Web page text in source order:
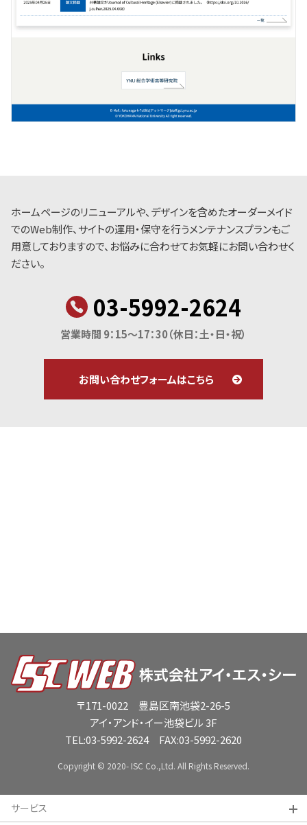
ホームページのリニューアルや、デザインを含めたオーダーメイド
でのWeb制作、サイトの運用・保守を行うメンテナンスプランもご
用意しておりますので、お悩みに合わせてお気軽にお問い合わせく
ださい。
03-5992-2624
営業時間 9：15～17：30（休日：土・日・祝）
お問い合わせフォームはこちら
〒171-0022 豊島区南池袋2-26-5
アイ・アンド・イー池袋ビル 3F
TEL:03-5992-2624FAX:03-5992-2620
Copyright © 2020- ISC Co.,Ltd. All Rights Reserved.
サービス